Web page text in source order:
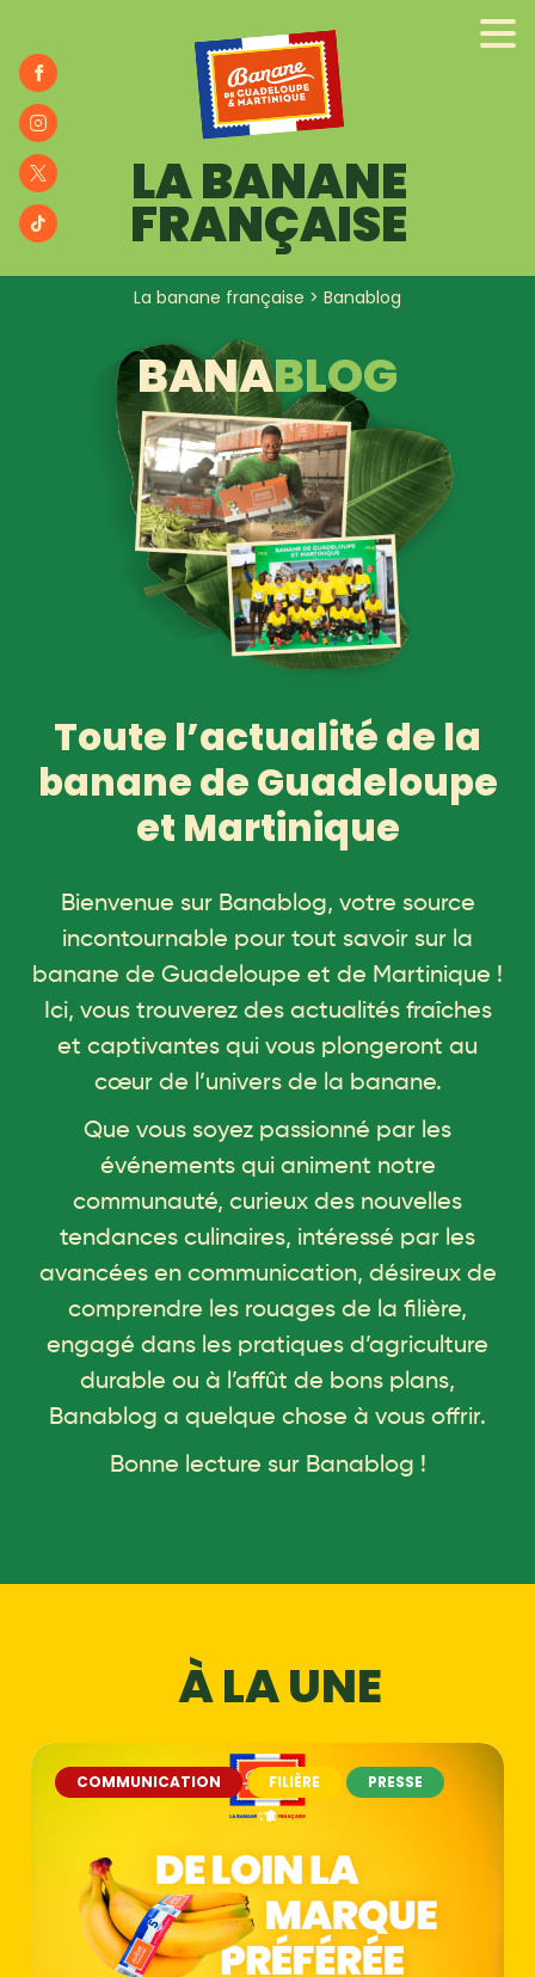
LA BANANE
FRANÇAISE
NOS RECETTES
BANABLOG
La banane française > Banablog
BANABLOG
Toute l’actualité de la
banane de Guadeloupe
et Martinique
Bienvenue sur Banablog, votre source
incontournable pour tout savoir sur la
banane de Guadeloupe et de Martinique !
Ici, vous trouverez des actualités fraîches
et captivantes qui vous plongeront au
cœur de l’univers de la banane.
Que vous soyez passionné par les
événements qui animent notre
communauté, curieux des nouvelles
tendances culinaires, intéressé par les
avancées en communication, désireux de
comprendre les rouages de la filière,
engagé dans les pratiques d’agriculture
durable ou à l’affût de bons plans,
Banablog a quelque chose à vous offrir.
Bonne lecture sur Banablog !
À LA UNE
COMMUNICATION FILIÈRE PRESSE